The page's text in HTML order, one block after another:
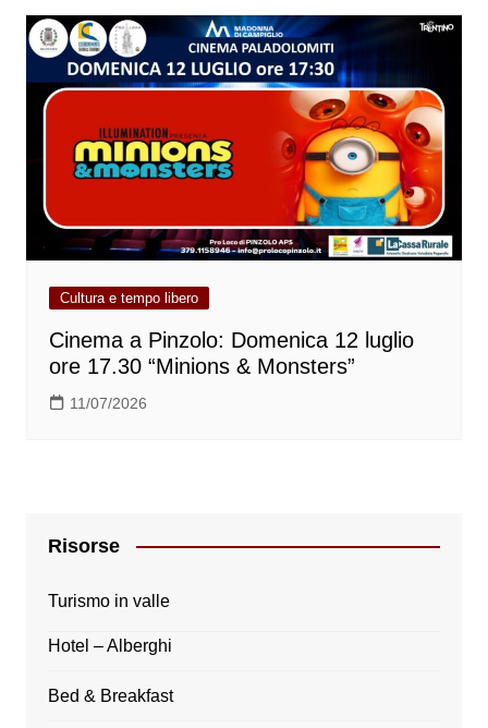
Cultura e tempo libero
Cinema a Pinzolo: Domenica 12 luglio
ore 17.30 “Minions & Monsters”
11/07/2026
Risorse
Turismo in valle
Hotel – Alberghi
Bed & Breakfast